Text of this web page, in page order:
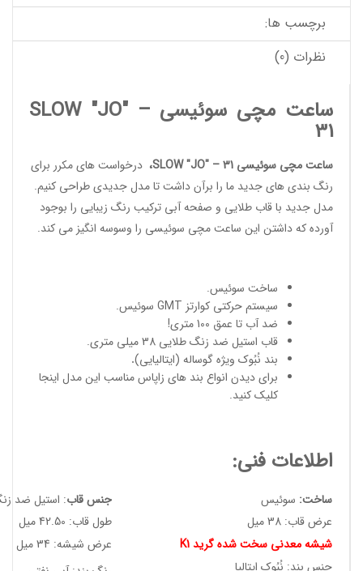
برچسب ها:
نظرات (0)
ساعت مچی سوئیسی SLOW "JO" –
31
ساعت مچی سوئیسی SLOW "JO" – 31 ، درخواست های مکرر برای
رنگ بندی های جدید ما را برآن داشت تا مدل جدیدی طراحی کنیم.
مدل جدید با قاب طلایی و صفحه آبی ترکیب رنگ زیبایی را بوجود
آورده که داشتن این ساعت مچی سوئیسی را وسوسه انگیز می کند.
ساخت سوئیس.
سیستم حرکتی کوارتز GMT سوئیس.
ضد آب تا عمق 100 متری!
قاب استیل ضد زنگ طلایی 38 میلی متری.
بند نُبُوک ویژه گوساله (ایتالیایی).
برای دیدن انواع بند های زاپاس مناسب این مدل اینجا
کلیک کنید.
اطلاعات فنی:
ساخت: سوئیس جنس قاب: استیل ضد
عرض قاب: 38 میل
طول قاب: 42.50 میل
شیشه معدنی سخت شده گرید K1
عرض شیشه: 34 میل
جنس بند: نُبُوک ایتالیا